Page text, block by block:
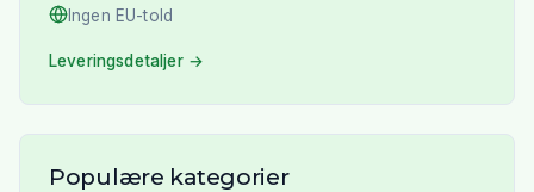
Ingen EU-told
Leveringsdetaljer →
Populære kategorier